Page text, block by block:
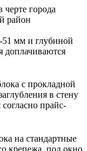
черте города
район
51 мм и глубиной
доплачиваются
с прокладной
в стену
прайс-
на стандартные
крепежа, под окно